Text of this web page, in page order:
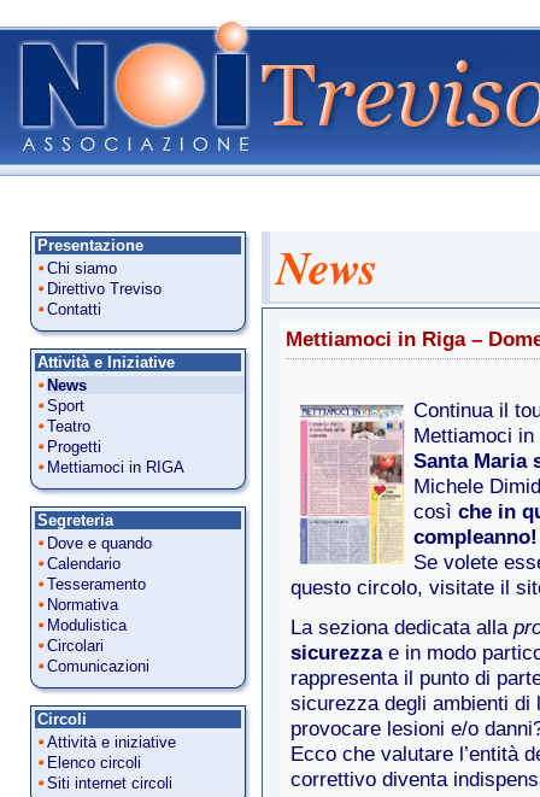
Presentazione
Chi siamo
Direttivo Treviso
Contatti
Attività e Iniziative
News
Sport
Teatro
Progetti
Mettiamoci in RIGA
Segreteria
Dove e quando
Calendario
Tesseramento
Normativa
Modulistica
Circolari
Comunicazioni
Circoli
Attività e iniziative
Elenco circoli
Siti internet circoli
News
Mettiamoci in Riga –
Continua il
Mettiamoci
Santa Maria
Michele
così che in
compleanno!
Se volete
questo circolo, visitate il
La seziona dedicata alla
sicurezza e in modo
rappresenta il punto di
sicurezza degli ambienti
provocare lesioni e/o
Ecco che valutare l’entità
correttivo diventa